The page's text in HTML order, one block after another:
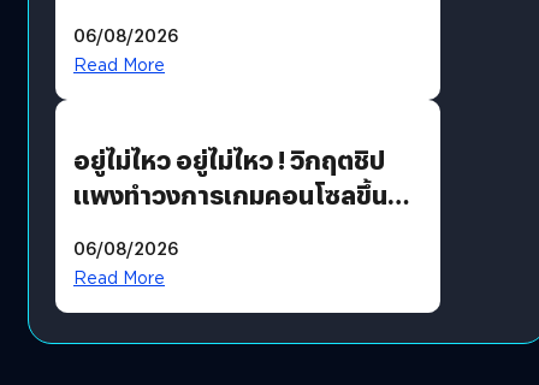
แนวทางปรับตัวสู่เศรษฐกิจสี
06/08/2026
Read More
อยู่ไม่ไหว อยู่ไม่ไหว ! วิกฤตชิป
แพงทำวงการเกมคอนโซลขึ้น
?
06/08/2026
Read More